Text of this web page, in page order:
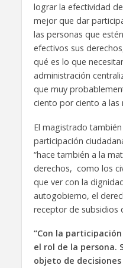
lograr la efectividad
mejor que dar
las personas que
efectivos sus
qué es lo que
administración
que muy
ciento por ciento a las
El magistrado
participación
“hace también a la
derechos, como los
que ver con la
autogobierno, el
receptor de subsidios
“Con la
el rol de la persona.
objeto de